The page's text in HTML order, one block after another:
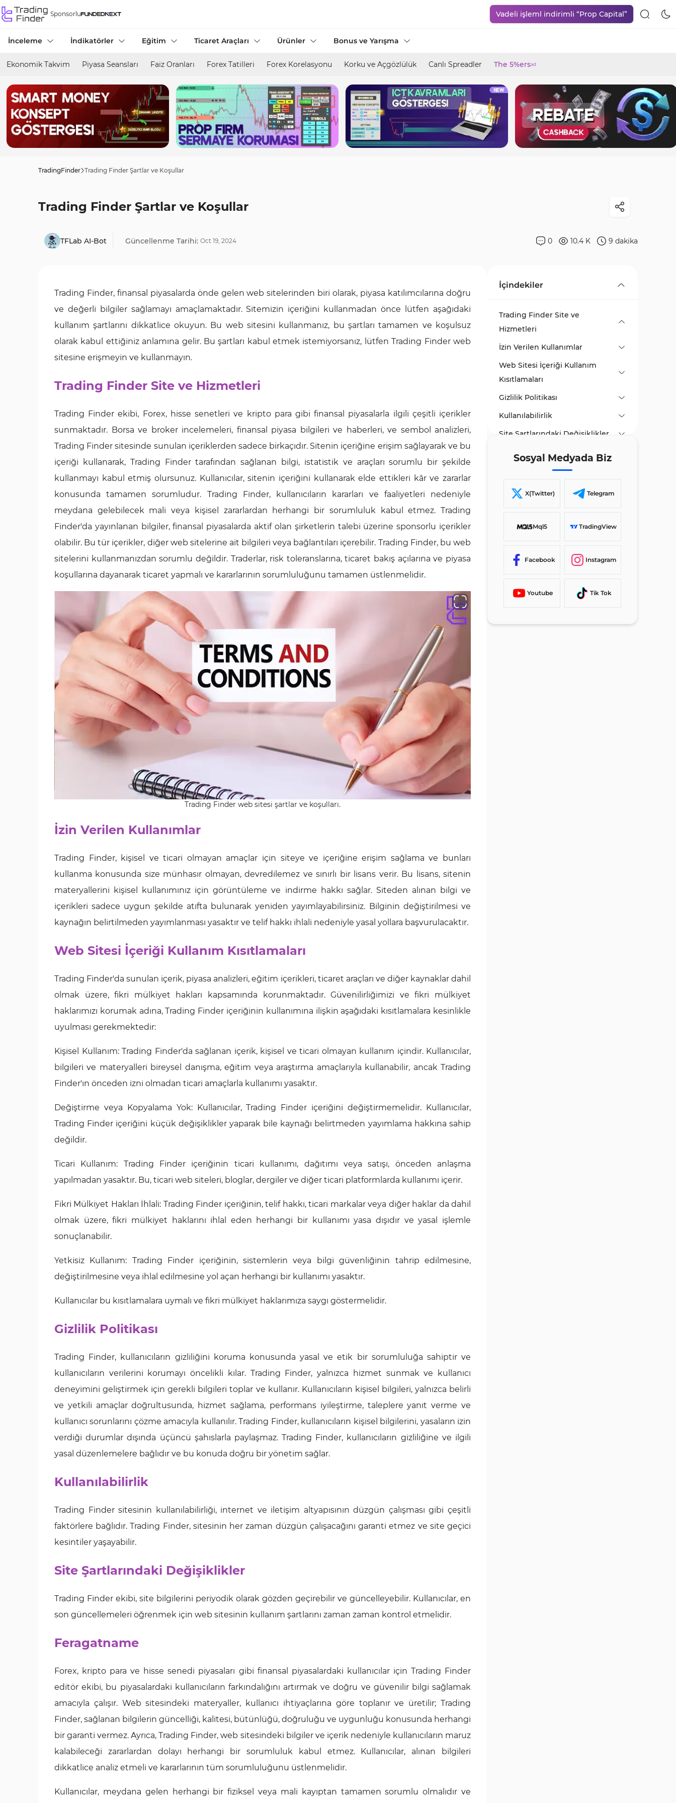
Sponsorlu Vadeli işleml indirimli “Prop Capital”
İnceleme İndikatörler Eğitim Ticaret Araçları Ürünler Bonus ve Yarışma
Ekonomik Takvim Piyasa Seansları Faiz Oranları Forex Tatilleri Forex Korelasyonu Korku ve Açgözlülük Canlı Spreadler The 5%ersad
TradingFinder Trading Finder Şartlar ve Koşullar
Trading Finder Şartlar ve Koşullar
TFLab AI-Bot Güncellenme Tarihi: Oct 19, 2024 0 10.4 K 9 dakika
Trading Finder, finansal piyasalarda önde gelen web sitelerinden biri olarak, piyasa katılımcılarına doğru
ve değerli bilgiler sağlamayı amaçlamaktadır. Sitemizin içeriğini kullanmadan önce lütfen aşağıdaki
kullanım şartlarını dikkatlice okuyun. Bu web sitesini kullanmanız, bu şartları tamamen ve koşulsuz
olarak kabul ettiğiniz anlamına gelir. Bu şartları kabul etmek istemiyorsanız, lütfen Trading Finder web
sitesine erişmeyin ve kullanmayın.
Trading Finder Site ve Hizmetleri
Trading Finder ekibi, Forex, hisse senetleri ve kripto para gibi finansal piyasalarla ilgili çeşitli içerikler
sunmaktadır. Borsa ve broker incelemeleri, finansal piyasa bilgileri ve haberleri, ve sembol analizleri,
Trading Finder sitesinde sunulan içeriklerden sadece birkaçıdır. Sitenin içeriğine erişim sağlayarak ve bu
içeriği kullanarak, Trading Finder tarafından sağlanan bilgi, istatistik ve araçları sorumlu bir şekilde
kullanmayı kabul etmiş olursunuz. Kullanıcılar, sitenin içeriğini kullanarak elde ettikleri kâr ve zararlar
konusunda tamamen sorumludur. Trading Finder, kullanıcıların kararları ve faaliyetleri nedeniyle
meydana gelebilecek mali veya kişisel zararlardan herhangi bir sorumluluk kabul etmez. Trading
Finder'da yayınlanan bilgiler, finansal piyasalarda aktif olan şirketlerin talebi üzerine sponsorlu içerikler
olabilir. Bu tür içerikler, diğer web sitelerine ait bilgileri veya bağlantıları içerebilir. Trading Finder, bu web
sitelerini kullanmanızdan sorumlu değildir. Traderlar, risk toleranslarına, ticaret bakış açılarına ve piyasa
koşullarına dayanarak ticaret yapmalı ve kararlarının sorumluluğunu tamamen üstlenmelidir.
Trading Finder web sitesi şartlar ve koşulları.
İzin Verilen Kullanımlar
Trading Finder, kişisel ve ticari olmayan amaçlar için siteye ve içeriğine erişim sağlama ve bunları
kullanma konusunda size münhasır olmayan, devredilemez ve sınırlı bir lisans verir. Bu lisans, sitenin
materyallerini kişisel kullanımınız için görüntüleme ve indirme hakkı sağlar. Siteden alınan bilgi ve
içerikleri sadece uygun şekilde atıfta bulunarak yeniden yayımlayabilirsiniz. Bilginin değiştirilmesi ve
kaynağın belirtilmeden yayımlanması yasaktır ve telif hakkı ihlali nedeniyle yasal yollara başvurulacaktır.
Web Sitesi İçeriği Kullanım Kısıtlamaları
Trading Finder'da sunulan içerik, piyasa analizleri, eğitim içerikleri, ticaret araçları ve diğer kaynaklar dahil
olmak üzere, fikri mülkiyet hakları kapsamında korunmaktadır. Güvenilirliğimizi ve fikri mülkiyet
haklarımızı korumak adına, Trading Finder içeriğinin kullanımına ilişkin aşağıdaki kısıtlamalara kesinlikle
uyulması gerekmektedir:
Kişisel Kullanım: Trading Finder'da sağlanan içerik, kişisel ve ticari olmayan kullanım içindir. Kullanıcılar,
bilgileri ve materyalleri bireysel danışma, eğitim veya araştırma amaçlarıyla kullanabilir, ancak Trading
Finder'ın önceden izni olmadan ticari amaçlarla kullanımı yasaktır.
Değiştirme veya Kopyalama Yok: Kullanıcılar, Trading Finder içeriğini değiştirmemelidir. Kullanıcılar,
Trading Finder içeriğini küçük değişiklikler yaparak bile kaynağı belirtmeden yayımlama hakkına sahip
değildir.
Ticari Kullanım: Trading Finder içeriğinin ticari kullanımı, dağıtımı veya satışı, önceden anlaşma
yapılmadan yasaktır. Bu, ticari web siteleri, bloglar, dergiler ve diğer ticari platformlarda kullanımı içerir.
Fikri Mülkiyet Hakları İhlali: Trading Finder içeriğinin, telif hakkı, ticari markalar veya diğer haklar da dahil
olmak üzere, fikri mülkiyet haklarını ihlal eden herhangi bir kullanımı yasa dışıdır ve yasal işlemle
sonuçlanabilir.
Yetkisiz Kullanım: Trading Finder içeriğinin, sistemlerin veya bilgi güvenliğinin tahrip edilmesine,
değiştirilmesine veya ihlal edilmesine yol açan herhangi bir kullanımı yasaktır.
Kullanıcılar bu kısıtlamalara uymalı ve fikri mülkiyet haklarımıza saygı göstermelidir.
Gizlilik Politikası
Trading Finder, kullanıcıların gizliliğini koruma konusunda yasal ve etik bir sorumluluğa sahiptir ve
kullanıcıların verilerini korumayı öncelikli kılar. Trading Finder, yalnızca hizmet sunmak ve kullanıcı
deneyimini geliştirmek için gerekli bilgileri toplar ve kullanır. Kullanıcıların kişisel bilgileri, yalnızca belirli
ve yetkili amaçlar doğrultusunda, hizmet sağlama, performans iyileştirme, taleplere yanıt verme ve
kullanıcı sorunlarını çözme amacıyla kullanılır. Trading Finder, kullanıcıların kişisel bilgilerini, yasaların izin
verdiği durumlar dışında üçüncü şahıslarla paylaşmaz. Trading Finder, kullanıcıların gizliliğine ve ilgili
yasal düzenlemelere bağlıdır ve bu konuda doğru bir yönetim sağlar.
Kullanılabilirlik
Trading Finder sitesinin kullanılabilirliği, internet ve iletişim altyapısının düzgün çalışması gibi çeşitli
faktörlere bağlıdır. Trading Finder, sitesinin her zaman düzgün çalışacağını garanti etmez ve site geçici
kesintiler yaşayabilir.
Site Şartlarındaki Değişiklikler
Trading Finder ekibi, site bilgilerini periyodik olarak gözden geçirebilir ve güncelleyebilir. Kullanıcılar, en
son güncellemeleri öğrenmek için web sitesinin kullanım şartlarını zaman zaman kontrol etmelidir.
Feragatname
Forex, kripto para ve hisse senedi piyasaları gibi finansal piyasalardaki kullanıcılar için Trading Finder
editör ekibi, bu piyasalardaki kullanıcıların farkındalığını artırmak ve doğru ve güvenilir bilgi sağlamak
amacıyla çalışır. Web sitesindeki materyaller, kullanıcı ihtiyaçlarına göre toplanır ve üretilir; Trading
Finder, sağlanan bilgilerin güncelliği, kalitesi, bütünlüğü, doğruluğu ve uygunluğu konusunda herhangi
bir garanti vermez. Ayrıca, Trading Finder, web sitesindeki bilgiler ve içerik nedeniyle kullanıcıların maruz
kalabileceği zararlardan dolayı herhangi bir sorumluluk kabul etmez. Kullanıcılar, alınan bilgileri
dikkatlice analiz etmeli ve kararlarının tüm sorumluluğunu üstlenmelidir.
Kullanıcılar, meydana gelen herhangi bir fiziksel veya mali kayıptan tamamen sorumlu olmalıdır ve
İçindekiler
Trading Finder Site ve
Hizmetleri
İzin Verilen Kullanımlar
Web Sitesi İçeriği Kullanım
Kısıtlamaları
Gizlilik Politikası
Kullanılabilirlik
Site Şartlarındaki Değişiklikler
Feragatname
İletişim
Sosyal Medyada Biz
X(Twitter) Telegram
Mql5 TradingView
Facebook Instagram
Youtube Tik Tok